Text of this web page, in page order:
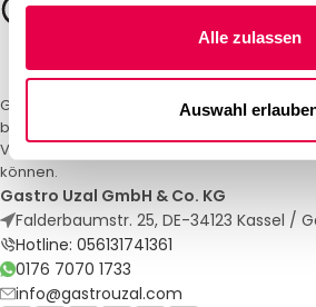
Alle zulassen
Auswahl
Gastro Uzal – Ihr Spezialist für
bieten maßgeschneiderte Lösungen für
Veranstaltungen. Qualität und Service, auf
können.
Gastro Uzal GmbH & Co. KG
Falderbaumstr. 25, DE-34123 Kassel /
Hotline: 056131741361
0176 7070 1733
info@gastrouzal.com